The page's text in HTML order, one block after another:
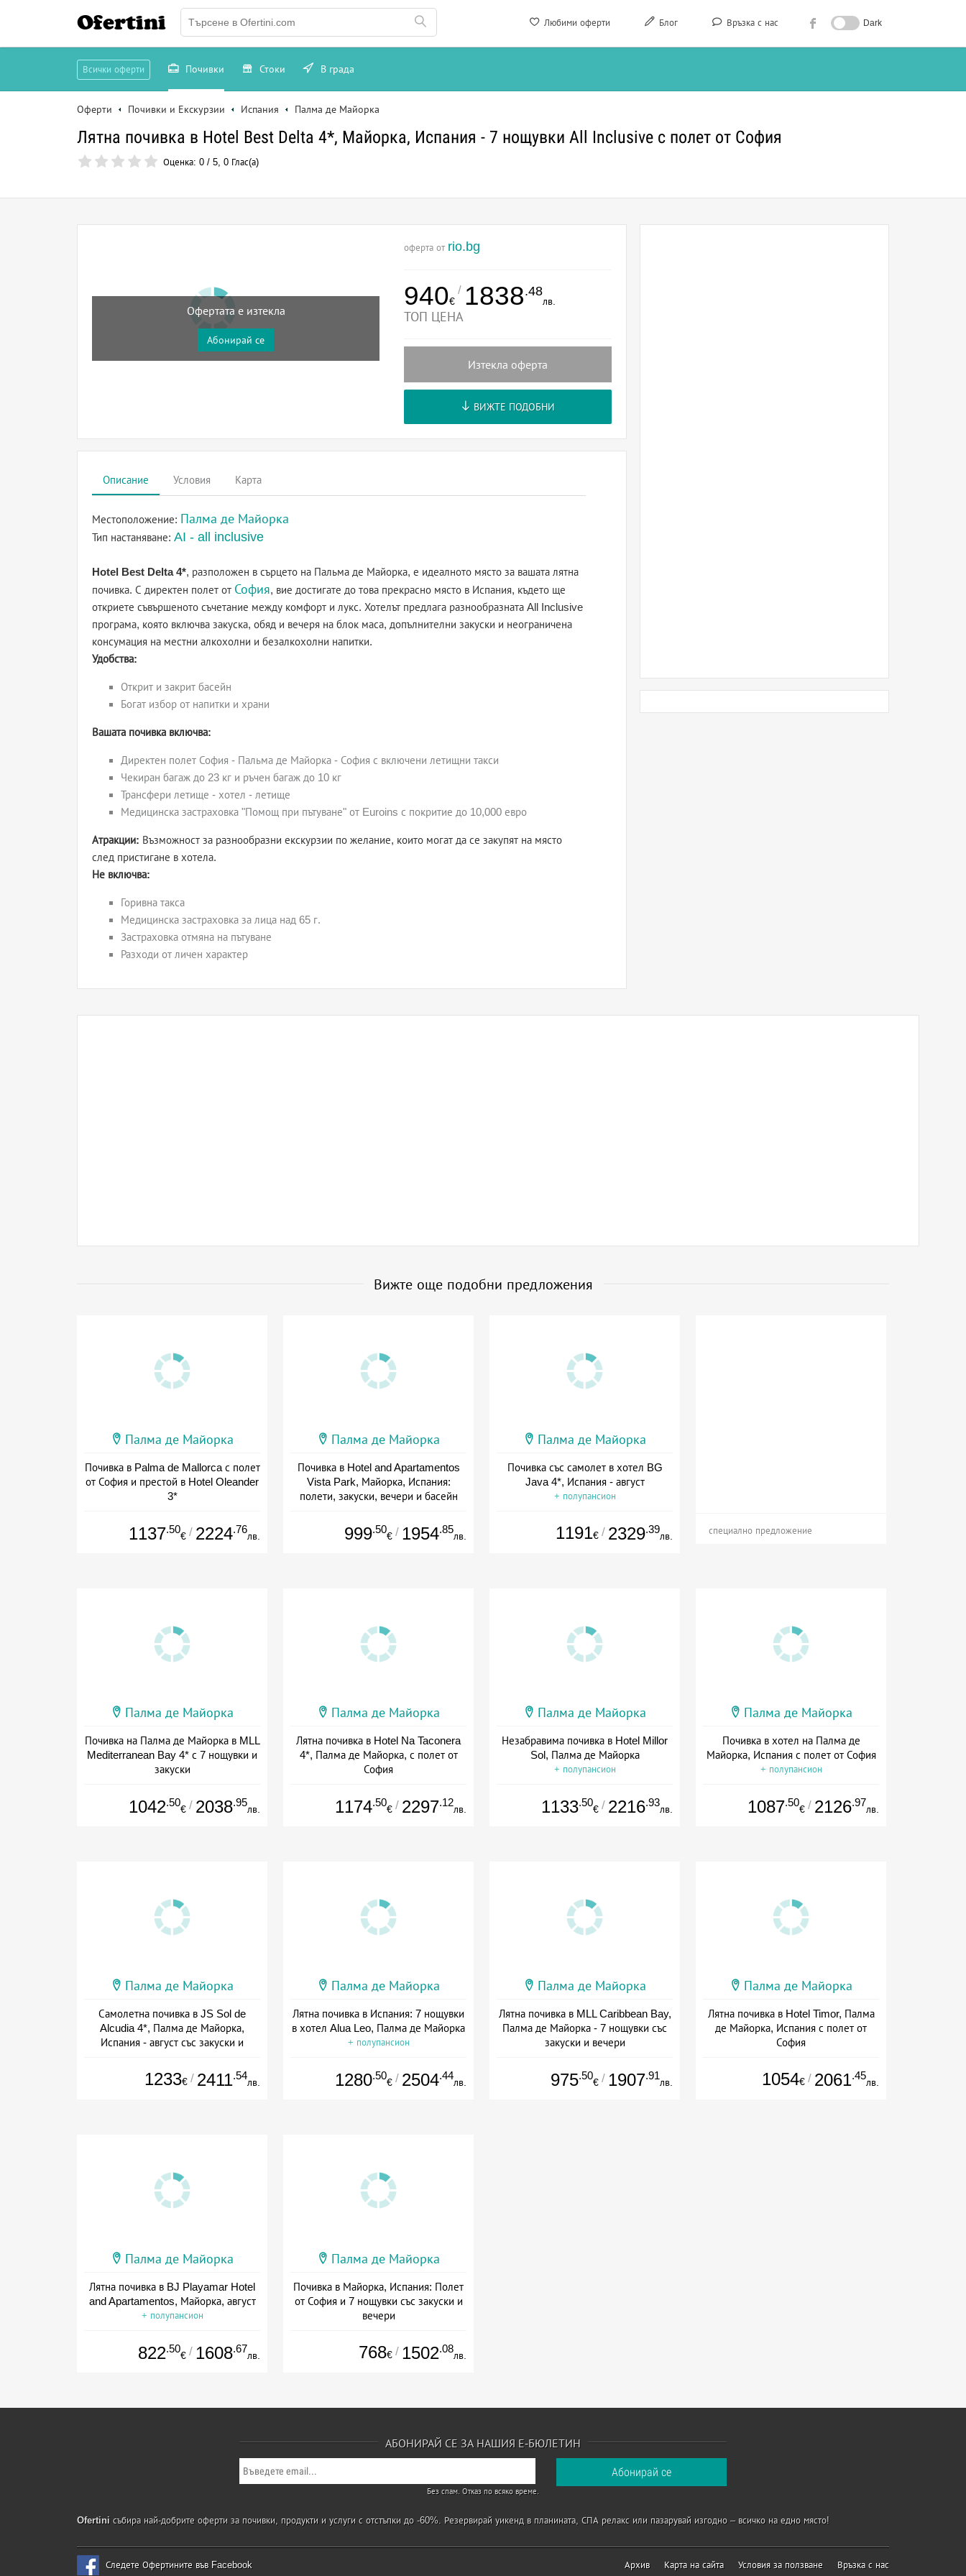
Любими оферти Блог Връзка с нас Dark
Ofertini
Всички оферти Почивки Стоки В града
Оферти Почивки и Екскурзии Испания Палма де Майорка
Лятна почивка в Hotel Best Delta 4*, Майорка, Испания - 7 нощувки All Inclusive с полет от София
Оценка: 0 / 5, 0 Глас(а)
Офертата е изтекла
Абонирай се
оферта от rio.bg
940€
/ 1838.48
лв.
ТОП ЦЕНА
Изтекла оферта
ВИЖТЕ ПОДОБНИ
Описание Условия Карта
Местоположение: Палма де Майорка
Тип настаняване: AI - all inclusive
Hotel Best Delta 4*, разположен в сърцето на Пальма де Майорка, е идеалното място за вашата лятна
почивка. С директен полет от София, вие достигате до това прекрасно място в Испания, където ще
откриете съвършеното съчетание между комфорт и лукс. Хотелът предлага разнообразната All Inclusive
програма, която включва закуска, обяд и вечеря на блок маса, допълнителни закуски и неограничена
консумация на местни алкохолни и безалкохолни напитки.
Удобства:
Открит и закрит басейн
Богат избор от напитки и храни
Вашата почивка включва:
Директен полет София - Пальма де Майорка - София с включени летищни такси
Чекиран багаж до 23 кг и ръчен багаж до 10 кг
Трансфери летище - хотел - летище
Медицинска застраховка "Помощ при пътуване" от Euroins с покритие до 10,000 евро
Атракции: Възможност за разнообразни екскурзии по желание, които могат да се закупят на място
след пристигане в хотела.
Не включва:
Горивна такса
Медицинска застраховка за лица над 65 г.
Застраховка отмяна на пътуване
Разходи от личен характер
Вижте още подобни предложения
Палма де Майорка
Почивка в Palma de Mallorca с полет
от София и престой в Hotel Oleander
3*
1137.50
€ / 2224.76
лв.
Палма де Майорка
Почивка в Hotel and Apartamentos
Vista Park, Майорка, Испания:
полети, закуски, вечери и басейн
999.50
€ / 1954.85
лв.
Палма де Майорка
Почивка със самолет в хотел BG
Java 4*, Испания - август
+ полупансион
1191€ / 2329.39
лв. специално предложение
Палма де Майорка
Почивка на Палма де Майорка в MLL
Mediterranean Bay 4* с 7 нощувки и
закуски
1042.50
€ / 2038.95
лв.
Палма де Майорка
Лятна почивка в Hotel Na Taconera
4*, Палма де Майорка, с полет от
София
1174.50
€ / 2297.12
лв.
Палма де Майорка
Незабравима почивка в Hotel Millor
Sol, Палма де Майорка
+ полупансион
1133.50
€ / 2216.93
лв.
Палма де Майорка
Почивка в хотел на Палма де
Майорка, Испания с полет от София
+ полупансион
1087.50
€ / 2126.97
лв.
Палма де Майорка
Самолетна почивка в JS Sol de
Alcudia 4*, Палма де Майорка,
Испания - август със закуски и
+ полупансион
1233€ / 2411.54
лв.
Палма де Майорка
Лятна почивка в Испания: 7 нощувки
в хотел Alua Leo, Палма де Майорка
+ полупансион
1280.50
€ / 2504.44
лв.
Палма де Майорка
Лятна почивка в MLL Caribbean Bay,
Палма де Майорка - 7 нощувки със
закуски и вечери
975.50
€ / 1907.91
лв.
Палма де Майорка
Лятна почивка в Hotel Timor, Палма
де Майорка, Испания с полет от
София
1054€ / 2061.45
лв.
Палма де Майорка
Лятна почивка в BJ Playamar Hotel
and Apartamentos, Майорка, август
+ полупансион
822.50
€ / 1608.67
лв.
Палма де Майорка
Почивка в Майорка, Испания: Полет
от София и 7 нощувки със закуски и
вечери
768€ / 1502.08
лв.
АБОНИРАЙ СЕ ЗА НАШИЯ Е-БЮЛЕТИН
Без спам. Отказ по всяко време.
Ofertini събира най-добрите оферти за почивки, продукти и услуги с отстъпки до -60%. Резервирай уикенд в планината, СПА релакс или пазарувай изгодно – всичко на едно място!
Следете Офертините във Facebook Архив Карта на сайта Условия за ползване Връзка с нас